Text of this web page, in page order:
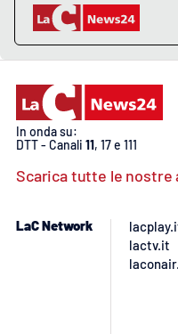
Laconair.it
Lacapitalenews.it
Ilreggino.it
In onda su:
DTT - Canali 11, 17 e 111
Scarica tutte le nostre
LaC Network
lactv.it